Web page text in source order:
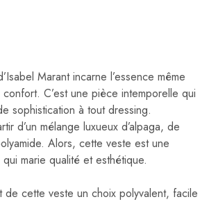
Marant incarne l’essence même
C’est une pièce intemporelle qui
sophistication à tout dressing.
d’un mélange luxueux d’alpaga, de
Alors, cette veste est une
marie qualité et esthétique.
de cette veste un choix polyvalent, facile